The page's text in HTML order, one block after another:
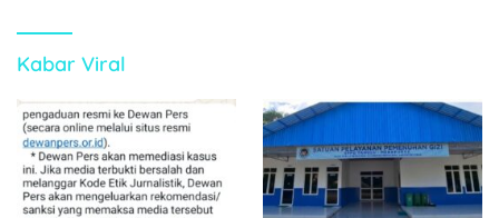
Kabar Viral